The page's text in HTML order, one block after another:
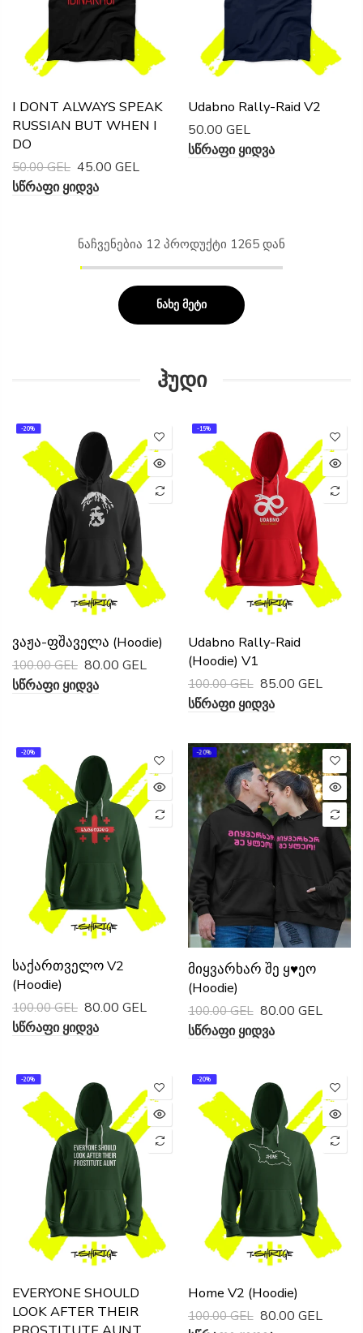
I DONT ALWAYS SPEAK
RUSSIAN BUT WHEN I
DO
50.00 GEL 45.00 GEL
Სწრაფი Ყიდვა
Udabno Rally-Raid V2
50.00 GEL
Სწრაფი Ყიდვა
ნაჩვენებია 12 პროდუქტი 1265 დან
ნახე მეტი
ჰუდი
-20%
Ვაჟა-Ფშაველა (Hoodie)
100.00 GEL 80.00 GEL
Სწრაფი Ყიდვა
-15%
Udabno Rally-Raid
(Hoodie) V1
100.00 GEL 85.00 GEL
Სწრაფი Ყიდვა
-20%
Საქართველო V2
(Hoodie)
100.00 GEL 80.00 GEL
Სწრაფი Ყიდვა
-20%
Მიყვარხარ Შე Ყ♥️ეო
(Hoodie)
100.00 GEL 80.00 GEL
Სწრაფი Ყიდვა
-20%
EVERYONE SHOULD
LOOK AFTER THEIR
-20%
Home V2 (Hoodie)
100.00 GEL 80.00 GEL